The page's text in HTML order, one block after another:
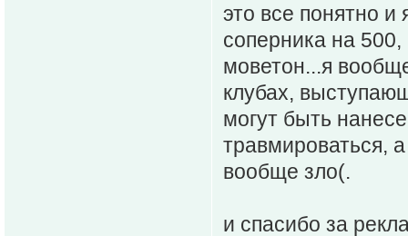
это все понятно и
соперника на 500,
моветон...я
клубах,
могут быть
травмироваться,
вообще зло(.
и спасибо за